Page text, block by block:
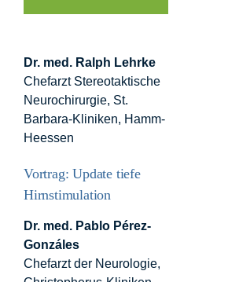
Dr. med. Ralph Lehrke
Chefarzt Stereotaktische
Neurochirurgie, St.
Barbara-Kliniken, Hamm-
Heessen
Vortrag: Update tiefe
Hirnstimulation
Dr. med. Pablo Pérez-
Gonzáles
Chefarzt der Neurologie,